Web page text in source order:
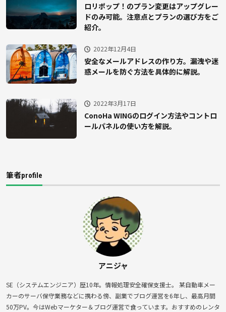
ロリポップ！のプラン変更はアップグレー
ドのみ可能。注意点とプランの選び方をご
紹介。
2022年12月4日
安全なメールアドレスの作り方。漏洩や迷
惑メールを防ぐ方法を具体的に解説。
2022年3月17日
ConoHa WINGのログイン方法やコントロ
ールパネルの使い方を解説。
筆者profile
アニジャ
SE（システムエンジニア）歴10年。情報処理安全確保支援士。 某自動車メー
カーのサーバ保守業務などに携わる傍、副業でブログ運営を6年し、最高月間
50万PV。今はWebマーケター＆ブログ運営で食っています。おすすめのレンタ